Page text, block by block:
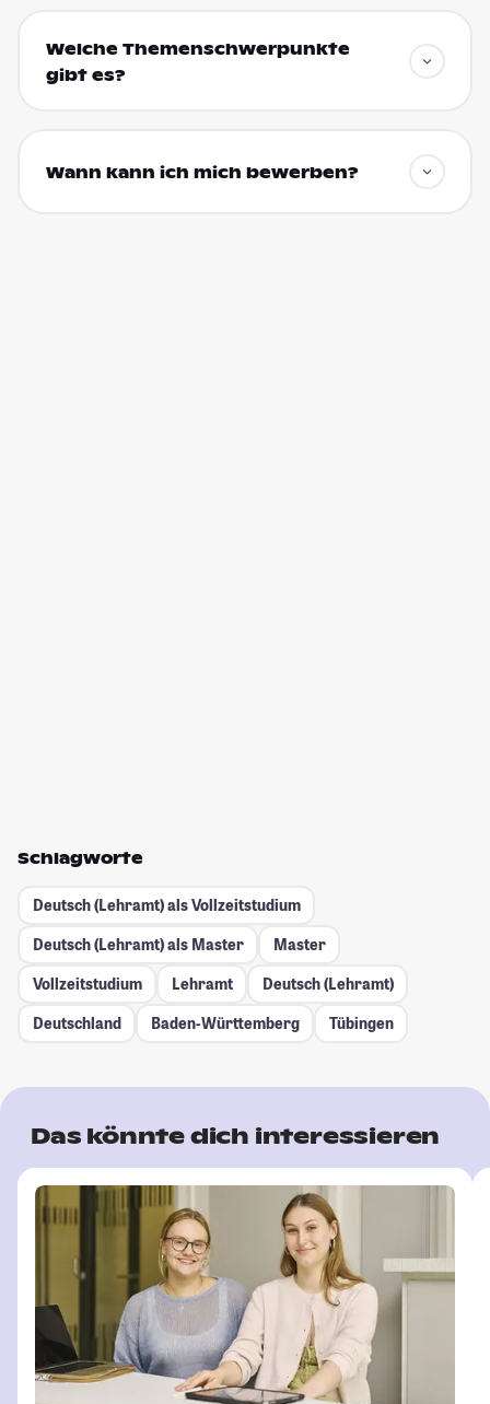
Welche Themenschwerpunkte
gibt es?
Wann kann ich mich bewerben?
Schlagworte
Deutsch (Lehramt) als Vollzeitstudium
Deutsch (Lehramt) als Master
Master
Vollzeitstudium
Lehramt
Deutsch (Lehramt)
Deutschland
Baden-Württemberg Tübingen
Das könnte dich interessieren